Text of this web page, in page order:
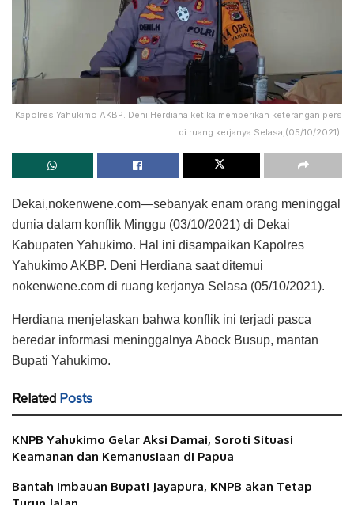
Kapolres Yahukimo AKBP. Deni Herdiana ketika memberikan keterangan pers
di ruang kerjanya Selasa,(05/10/2021).
Dekai,nokenwene.com—sebanyak enam orang meninggal
dunia dalam konflik Minggu (03/10/2021) di Dekai
Kabupaten Yahukimo. Hal ini disampaikan Kapolres
Yahukimo AKBP. Deni Herdiana saat ditemui
nokenwene.com di ruang kerjanya Selasa (05/10/2021).
Herdiana menjelaskan bahwa konflik ini terjadi pasca
beredar informasi meninggalnya Abock Busup, mantan
Bupati Yahukimo.
Related Posts
KNPB Yahukimo Gelar Aksi Damai, Soroti Situasi
Keamanan dan Kemanusiaan di Papua
Bantah Imbauan Bupati Jayapura, KNPB akan Tetap